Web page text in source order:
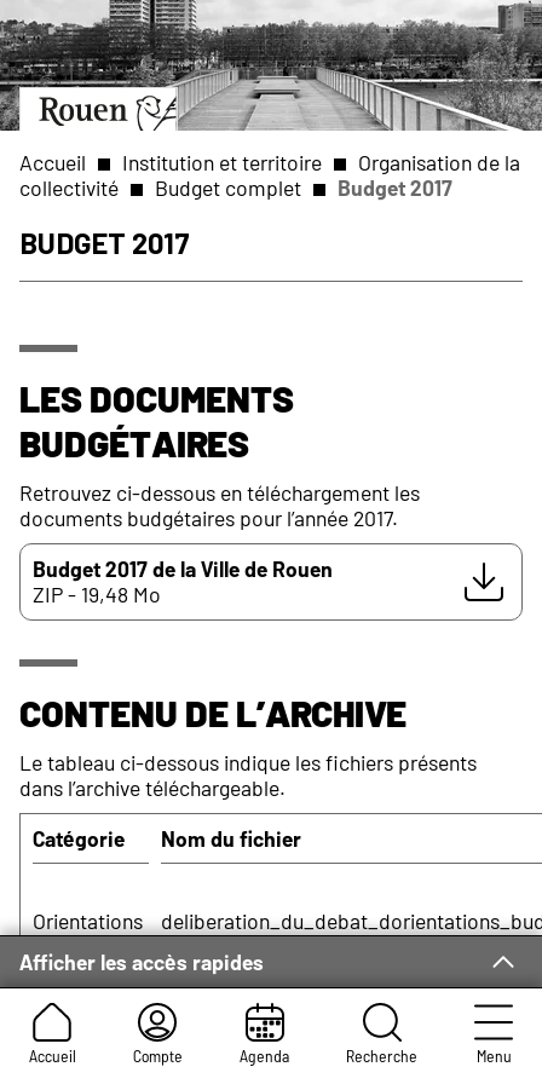
Aller
au
contenu
principal
Aller
à
la
page
d’accueil
Slide
1
of
1
Accueil Compte Agenda Recherche Menu
Fil
d'Ariane
Accueil Institution et territoire
Organisation de la
collectivité
Budget complet Budget 2017
Budget 2017
Afficher les accès rapides
Les documents
budgétaires
Retrouvez ci-dessous en téléchargement les
documents budgétaires pour l’année 2017.
Budget 2017 de la Ville de Rouen
ZIP - 19,48 Mo
Contenu de l’archive
Le tableau ci-dessous indique les fichiers présents
dans l’archive téléchargeable.
Catégorie
Nom du fichier
Orientations
budgétaires
pdf
Orientations